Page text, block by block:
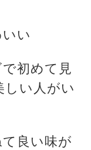
い
初めて見
しい人がい
良い味が